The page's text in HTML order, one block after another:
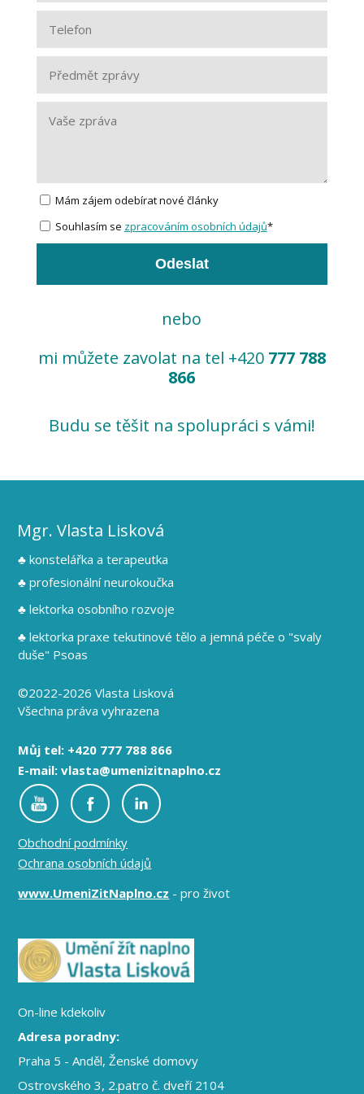
Mám zájem odebírat nové články
Souhlasím se zpracováním osobních údajů*
Odeslat
nebo
mi můžete zavolat na tel +420 777 788
866
Budu se těšit na spolupráci s vámi!
Mgr. Vlasta Lisková
♣ konstelářka a terapeutka
♣ profesionální neurokoučka
♣ lektorka osobního rozvoje
♣ lektorka praxe tekutinové tělo a jemná péče o "svaly
duše" Psoas
©2022-2026 Vlasta Lisková
Všechna práva vyhrazena
Můj tel: +420 777 788 866
E-mail: vlasta@umenizitnaplno.cz
Obchodní podmínky
Ochrana osobních údajů
www.UmeniZitNaplno.cz - pro život
On-line kdekoliv
Adresa poradny:
Praha 5 - Anděl, Ženské domovy
Ostrovského 3, 2.patro č. dveří 2104